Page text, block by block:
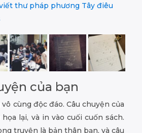
thư pháp phương Tây điêu
của bạn
cùng độc đáo. Câu chuyện của
lại, và in vào cuối cuốn sách.
truyện là bản thân bạn, và câu